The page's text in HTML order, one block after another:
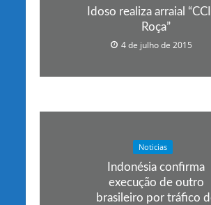
Idoso realiza arraial
Roça”
4 de julho de 2015
Noticias
Indonésia confirma
execução de outro
brasileiro por tráfico